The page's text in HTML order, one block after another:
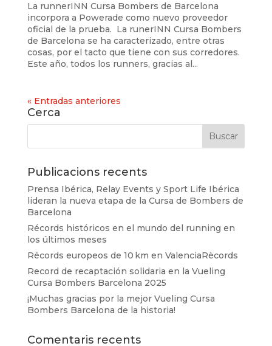
La runnerINN Cursa Bombers de Barcelona
incorpora a Powerade como nuevo proveedor
oficial de la prueba. La runerINN Cursa Bombers
de Barcelona se ha caracterizado, entre otras
cosas, por el tacto que tiene con sus corredores.
Este año, todos los runners, gracias al...
« Entradas anteriores
Cerca
Publicacions recents
Prensa Ibérica, Relay Events y Sport Life Ibérica
lideran la nueva etapa de la Cursa de Bombers de
Barcelona
Récords históricos en el mundo del running en
los últimos meses
Récords europeos de 10 km en ValenciaRècords
Record de recaptación solidaria en la Vueling
Cursa Bombers Barcelona 2025
¡Muchas gracias por la mejor Vueling Cursa
Bombers Barcelona de la historia!
Comentaris recents